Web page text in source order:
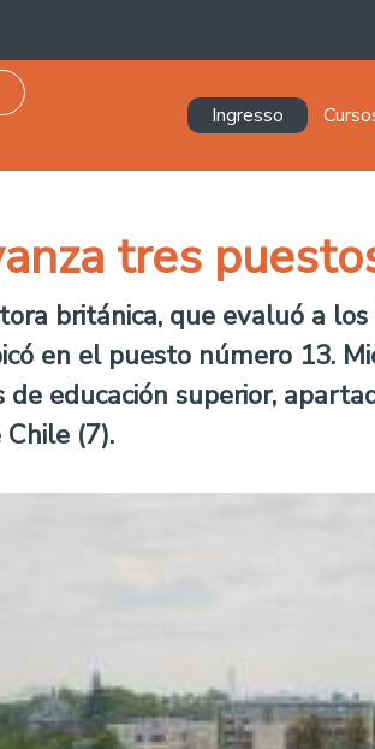
Navegación
Ingresso
tres
británica, que evaluó a
en el puesto número 13.
educación superior,
(7).